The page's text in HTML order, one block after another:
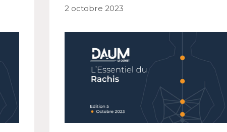
2 octobre 2023